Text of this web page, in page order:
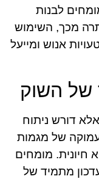
לבנות
מכך, השימוש
אנוש ומייעל
של השוק
דורש ניתוח
של מגמות
חיונית. מומחים
מתמיד של